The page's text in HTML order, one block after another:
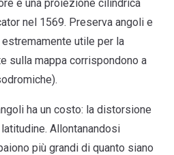
è una proiezione cilindrica
nel 1569. Preserva angoli e
utile per la
sulla mappa corrispondono a
ha un costo: la distorsione
Allontanandosi
più grandi di quanto siano